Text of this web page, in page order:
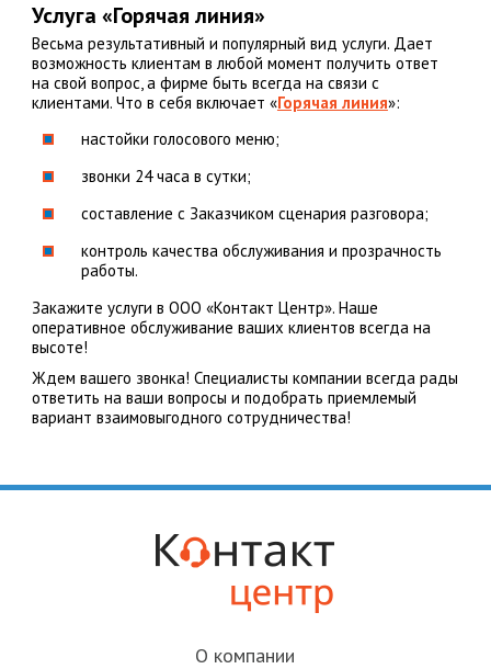
Услуга «Горячая линия»
Весьма результативный и популярный вид услуги. Дает
возможность клиентам в любой момент получить ответ
на свой вопрос, а фирме быть всегда на связи с
клиентами. Что в себя включает «Горячая линия»:
настойки голосового меню;
звонки 24 часа в сутки;
составление с Заказчиком сценария разговора;
контроль качества обслуживания и прозрачность
работы.
Закажите услуги в ООО «Контакт Центр». Наше
оперативное обслуживание ваших клиентов всегда на
высоте!
Ждем вашего звонка! Специалисты компании всегда рады
ответить на ваши вопросы и подобрать приемлемый
вариант взаимовыгодного сотрудничества!
О компании